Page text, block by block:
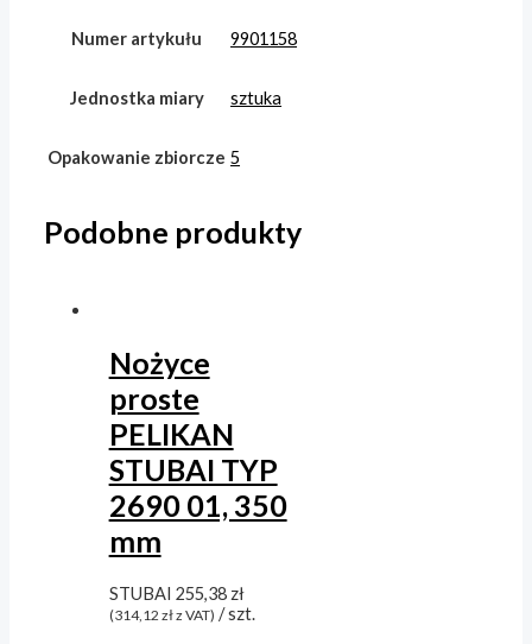
Numer artykułu 9901158
Jednostka miary sztuka
Opakowanie zbiorcze 5
Podobne produkty
Nożyce
proste
PELIKAN
STUBAI TYP
2690 01, 350
mm
STUBAI 255,38 zł
(314,12 złz VAT) / szt.